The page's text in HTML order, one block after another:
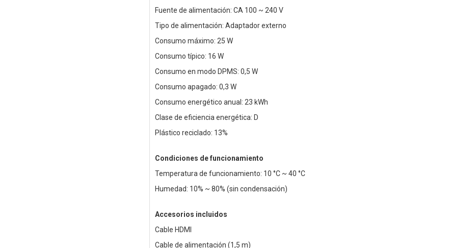
Fuente de alimentación: CA 100 ~ 240 V
Tipo de alimentación: Adaptador externo
Consumo máximo: 25 W
Consumo típico: 16 W
Consumo en modo DPMS: 0,5 W
Consumo apagado: 0,3 W
Consumo energético anual: 23 kWh
Clase de eficiencia energética: D
Plástico reciclado: 13%
Condiciones de funcionamiento
Temperatura de funcionamiento: 10 °C ~ 40 °C
Humedad: 10% ~ 80% (sin condensación)
Accesorios incluidos
Cable HDMI
Cable de alimentación (1,5 m)